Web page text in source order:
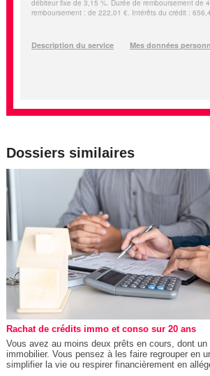
Dossiers similaires
Rachat de crédits immo et conso sur 20 ans
Vous avez au moins deux prêts en cours, dont
immobilier. Vous pensez à les faire regrouper en
simplifier la vie ou respirer financièrement en